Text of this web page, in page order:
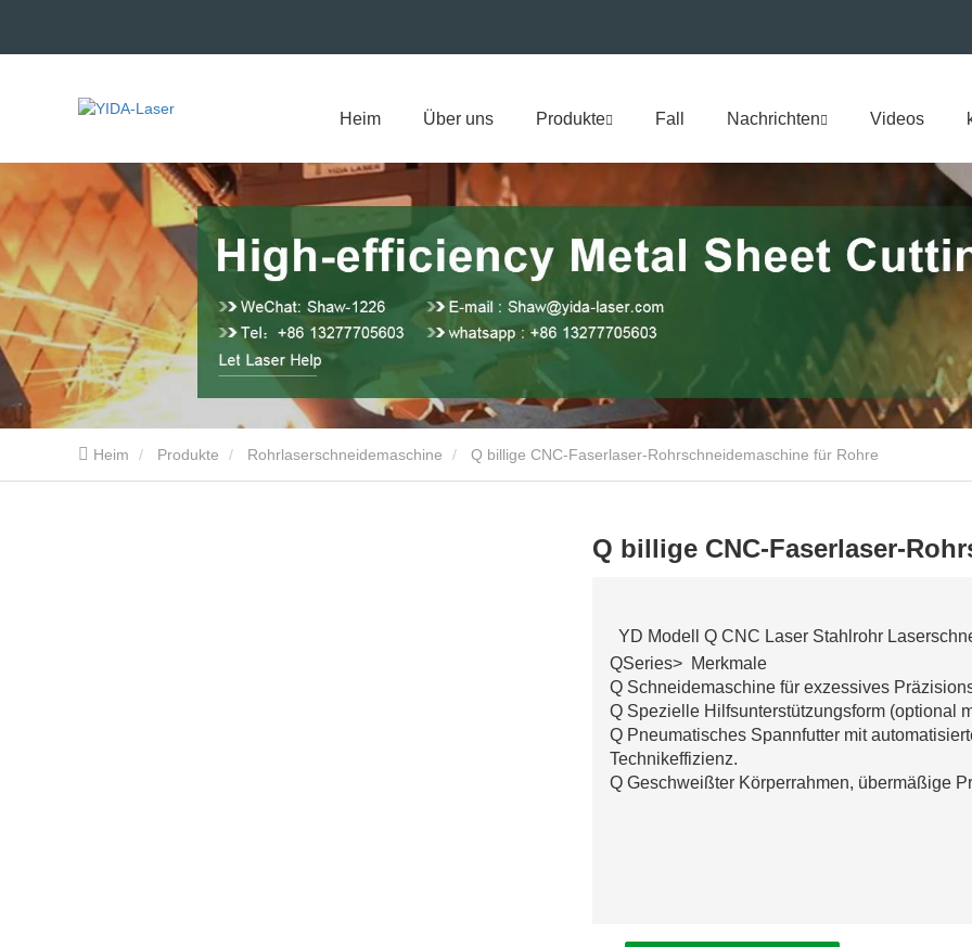
Heim Über uns Produkte Fall Nachrichten Videos
Heim Produkte Rohrlaserschneidemaschine Q billige CNC-Faserlaser-Rohrschneidemaschine für Rohre
Q billige CNC-Faserlaser-
YD Modell Q CNC Laser Stahlrohr
QSeries> Merkmale
Q Schneidemaschine für exzessives
Q Spezielle Hilfsunterstützungsform (optional
Q Pneumatisches Spannfutter mit
Technikeffizienz.
Q Geschweißter Körperrahmen, übermäßige